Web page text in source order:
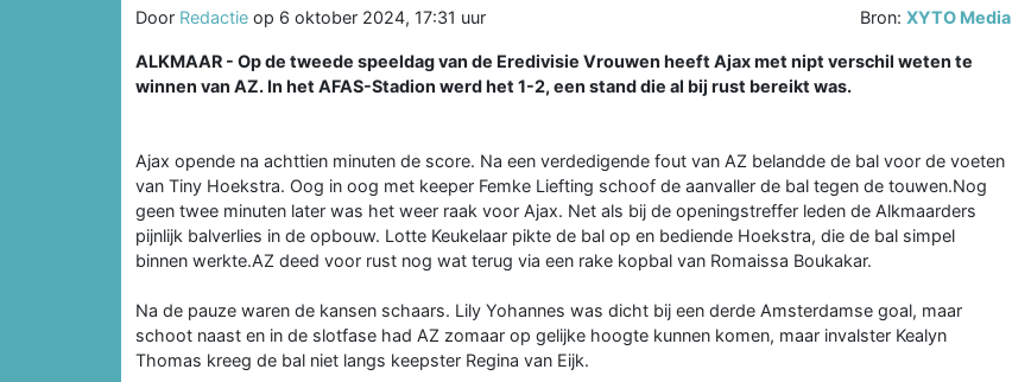
Door Redactie op 6 oktober 2024, 17:31 uur Bron:XYTO Media
ALKMAAR - Op de tweede speeldag van de Eredivisie Vrouwen heeft Ajax met nipt verschil weten te
winnen van AZ. In het AFAS-Stadion werd het 1-2, een stand die al bij rust bereikt was.
Ajax opende na achttien minuten de score. Na een verdedigende fout van AZ belandde de bal voor de voeten
van Tiny Hoekstra. Oog in oog met keeper Femke Liefting schoof de aanvaller de bal tegen de touwen.Nog
geen twee minuten later was het weer raak voor Ajax. Net als bij de openingstreffer leden de Alkmaarders
pijnlijk balverlies in de opbouw. Lotte Keukelaar pikte de bal op en bediende Hoekstra, die de bal simpel
binnen werkte.AZ deed voor rust nog wat terug via een rake kopbal van Romaissa Boukakar.
Na de pauze waren de kansen schaars. Lily Yohannes was dicht bij een derde Amsterdamse goal, maar
schoot naast en in de slotfase had AZ zomaar op gelijke hoogte kunnen komen, maar invalster Kealyn
Thomas kreeg de bal niet langs keepster Regina van Eijk.